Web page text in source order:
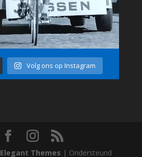
Volg ons op Instagram
Elegant Themes | Ondersteund